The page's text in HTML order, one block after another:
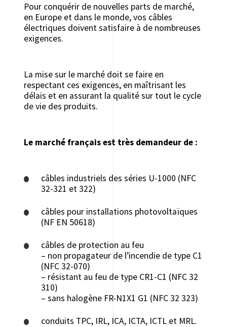
Pour conquérir de nouvelles parts de marché,
en Europe et dans le monde, vos câbles
électriques doivent satisfaire à de nombreuses
exigences.
La mise sur le marché doit se faire en
respectant ces exigences, en maîtrisant les
délais et en assurant la qualité sur tout le cycle
de vie des produits.
Le marché français est très demandeur de :
câbles industriels des séries U-1000 (NFC
32-321 et 322)
câbles pour installations photovoltaïques
(NF EN 50618)
câbles de protection au feu
– non propagateur de l’incendie de type C1
(NFC 32-070)
– résistant au feu de type CR1-C1 (NFC 32
310)
– sans halogène FR-N1X1 G1 (NFC 32 323)
conduits TPC, IRL, ICA, ICTA, ICTL et MRL.